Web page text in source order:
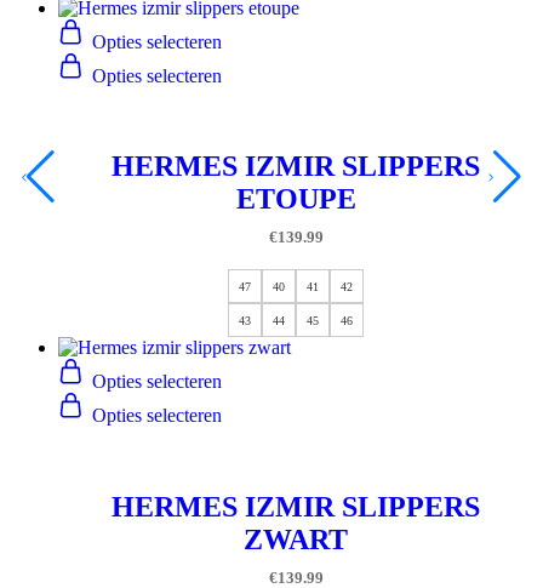
Opties selecteren
Opties selecteren
HERMES IZMIR SLIPPERS
ETOUPE
€139.99
47 40 41 42
43 44 45 46
Opties selecteren
Opties selecteren
HERMES IZMIR SLIPPERS
ZWART
€139.99